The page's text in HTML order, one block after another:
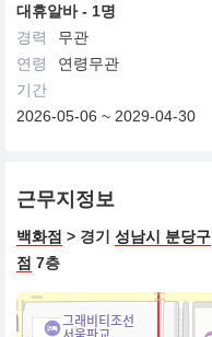
대휴알바 - 1명
경력
무관
연령
연령무관
기간
2026-05-06 ~ 2029-04-30
근무지정보
백화점 > 경기 성남시 분당구
점 7층